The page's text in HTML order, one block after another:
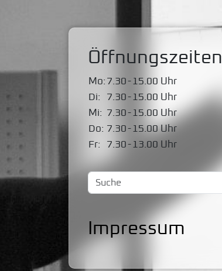
Öffnungszeiten
Mo: 7.30- 15.00 Uhr
Di:
7.30- 15.00 Uhr
Mi: 7.30- 15.00 Uhr
Do: 7.30- 15.00 Uhr
Fr:
7.30- 13.00 Uhr
Impressum